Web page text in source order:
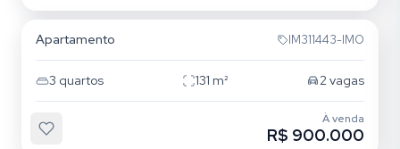
Apartamento IM311443-IMO
3 quartos 131 m² 2vagas
À venda
R$ 900.000